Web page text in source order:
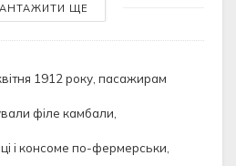
ЩЕ
1912 року, пасажирам
філе камбали,
і консоме по-фермерськи,